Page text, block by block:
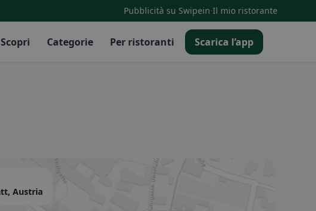
Pubblicità su Swipein·Il mio ristorante
Scopri Categorie Per ristoranti Scarica l’app
Austria